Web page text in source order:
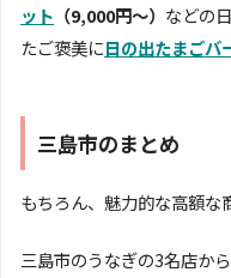
ット （9,000円〜） などの
たご褒美に日の出たまごバ
三島市のまとめ
もちろん、魅力的な高額
三島市のうなぎの3名店か